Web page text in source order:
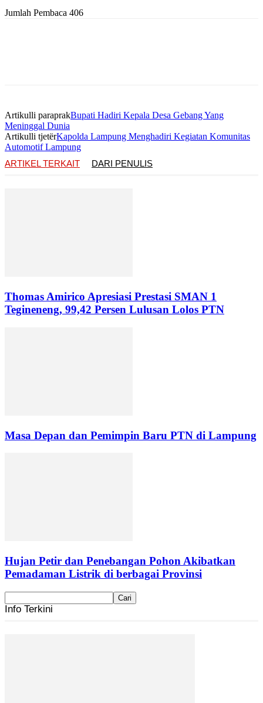
Jumlah Pembaca 406
Artikulli paraprakBupati Hadiri Kepala Desa Gebang Yang
Meninggal Dunia
Artikulli tjetërKapolda Lampung Menghadiri Kegiatan Komunitas
Automotif Lampung
ARTIKEL TERKAIT
DARI PENULIS
Thomas Amirico Apresiasi Prestasi SMAN 1
Tegineneng, 99,42 Persen Lulusan Lolos PTN
Masa Depan dan Pemimpin Baru PTN di Lampung
Hujan Petir dan Penebangan Pohon Akibatkan
Pemadaman Listrik di berbagai Provinsi
Info Terkini